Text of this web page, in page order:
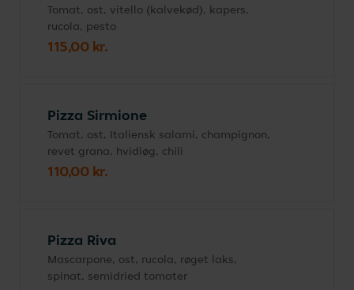
Tomat, ost, vitello (kalvekød), kapers,
rucola, pesto
115,00 kr.
Pizza Sirmione
Tomat, ost, Italiensk salami, champignon,
revet grana, hvidløg, chili
110,00 kr.
Pizza Riva
Mascarpone, ost, rucola, røget laks,
spinat, semidried tomater